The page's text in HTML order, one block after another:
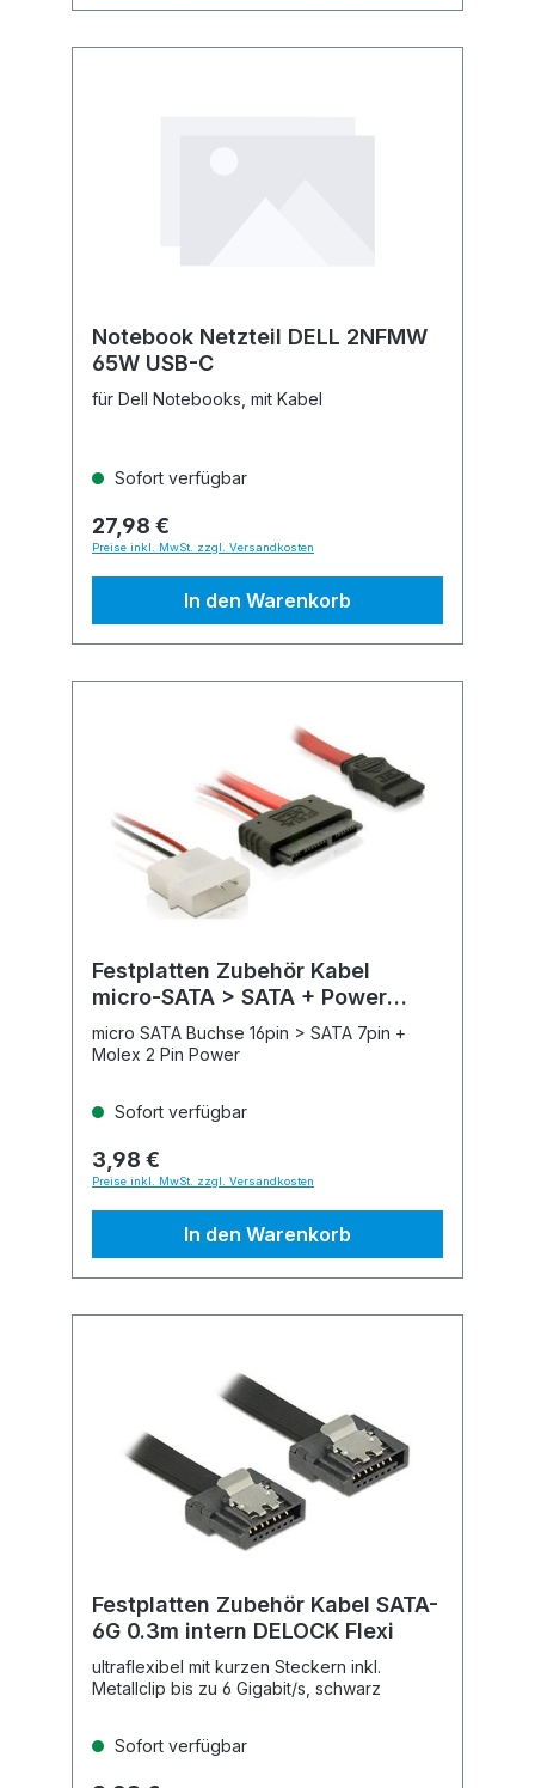
Notebook Netzteil DELL 2NFMW
65W USB-C
für Dell Notebooks, mit Kabel
Sofort verfügbar
27,98 €
Preise inkl. MwSt. zzgl. Versandkosten
In den Warenkorb
Festplatten Zubehör Kabel
micro-SATA > SATA + Power
intern 0.3m
micro SATA Buchse 16pin > SATA 7pin +
Molex 2 Pin Power
Sofort verfügbar
3,98 €
Preise inkl. MwSt. zzgl. Versandkosten
In den Warenkorb
Festplatten Zubehör Kabel SATA-
6G 0.3m intern DELOCK Flexi
ultraflexibel mit kurzen Steckern inkl.
Metallclip bis zu 6 Gigabit/s, schwarz
Sofort verfügbar